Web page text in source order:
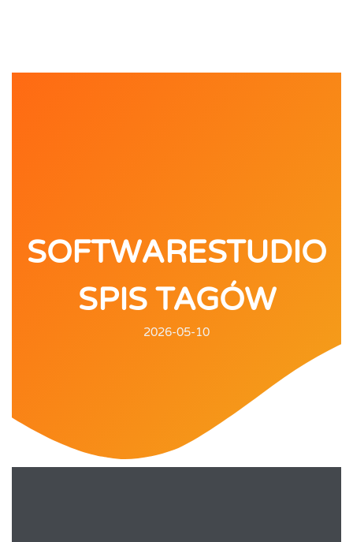
SOFTWARESTUDIO
SPIS TAGÓW
2026-05-10